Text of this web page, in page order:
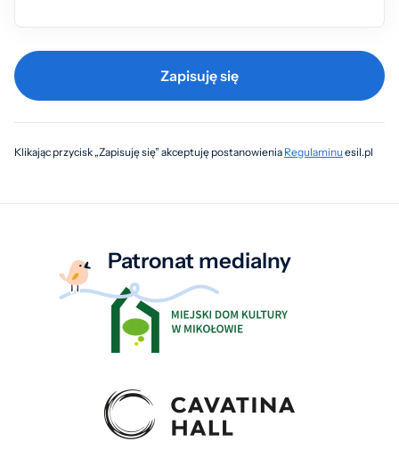
Zapisuję się
Klikając przycisk „Zapisuję się” akceptuję postanowienia Regulaminuesil.pl
Patronat medialny